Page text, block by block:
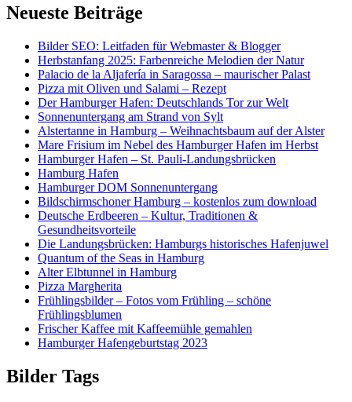
Neueste Beiträge
Bilder SEO: Leitfaden für Webmaster & Blogger
Herbstanfang 2025: Farbenreiche Melodien der Natur
Palacio de la Aljafería in Saragossa – maurischer Palast
Pizza mit Oliven und Salami – Rezept
Der Hamburger Hafen: Deutschlands Tor zur Welt
Sonnenuntergang am Strand von Sylt
Alstertanne in Hamburg – Weihnachtsbaum auf der Alster
Mare Frisium im Nebel des Hamburger Hafen im Herbst
Hamburger Hafen – St. Pauli-Landungsbrücken
Hamburg Hafen
Hamburger DOM Sonnenuntergang
Bildschirmschoner Hamburg – kostenlos zum download
Deutsche Erdbeeren – Kultur, Traditionen &
Gesundheitsvorteile
Die Landungsbrücken: Hamburgs historisches Hafenjuwel
Quantum of the Seas in Hamburg
Alter Elbtunnel in Hamburg
Pizza Margherita
Frühlingsbilder – Fotos vom Frühling – schöne
Frühlingsblumen
Frischer Kaffee mit Kaffeemühle gemahlen
Hamburger Hafengeburtstag 2023
Bilder Tags